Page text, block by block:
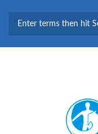
BÚSQUEDA